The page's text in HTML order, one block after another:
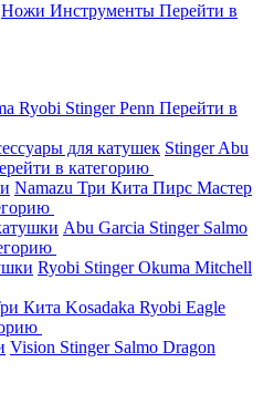
Ножи Инструменты Перейти в
Ryobi StingerPenn Перейти в
для катушек StingerAbu
в категорию
Namazu Три Кита Пирс Мастер
Abu Garcia Stinger Salmo
Ryobi StingerOkuma Mitchell
Кита Kosadaka Ryobi Eagle
Vision Stinger Salmo Dragon